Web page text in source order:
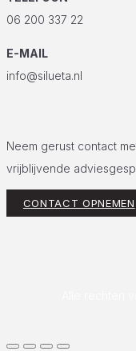
TELEFOON
06 200 337 22
E-MAIL
info@silueta.nl
Neem gerust contact
vrijblijvende
CONTACT OPNEMEN